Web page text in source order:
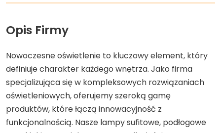
Opis Firmy
Nowoczesne oświetlenie to kluczowy element, który
definiuje charakter każdego wnętrza. Jako firma
specjalizująca się w kompleksowych rozwiązaniach
oświetleniowych, oferujemy szeroką gamę
produktów, które łączą innowacyjność z
funkcjonalnością. Nasze lampy sufitowe, podłogowe